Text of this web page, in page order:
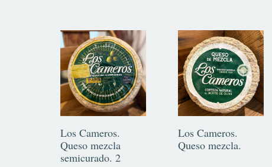
Los Cameros.
Queso mezcla
semicurado. 2
Los Cameros.
Queso mezcla.